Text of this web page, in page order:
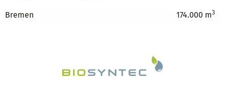
Bremen 174.000 m3